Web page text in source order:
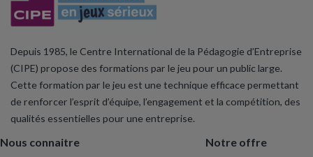
Depuis 1985, le Centre International de la Pédagogie d’Entreprise
(CIPE) propose des formations par le jeu pour un public large.
Cette formation par le jeu est une technique efficace permettant
de renforcer l’esprit d’équipe, l’engagement et la compétition, des
qualités essentielles pour une entreprise.
Nous connaitre Notre offre